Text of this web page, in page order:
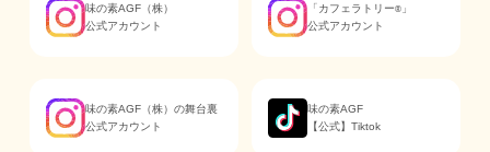
味の素AGF（株）
公式アカウント
「カフェラトリー® 」
公式アカウント
味の素AGF（株）の舞台裏
公式アカウント
味の素AGF
【公式】Tiktok